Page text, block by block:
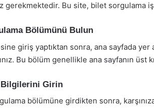
gerekmektedir. Bu site, bilet sorgulama
Bölümünü Bulun
giriş yaptıktan sonra, ana sayfada
Bu bölüm genellikle ana sayfanın üst
Girin
bölümüne girdikten sonra,